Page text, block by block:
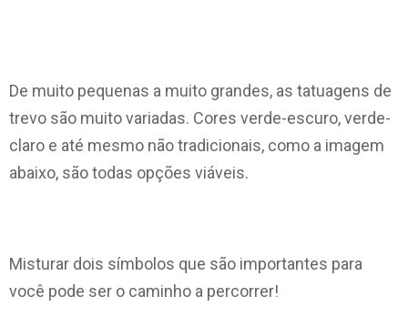
De muito pequenas a muito grandes, as tatuagens de
trevo são muito variadas. Cores verde-escuro, verde-
claro e até mesmo não tradicionais, como a imagem
abaixo, são todas opções viáveis.
Misturar dois símbolos que são importantes para
você pode ser o caminho a percorrer!